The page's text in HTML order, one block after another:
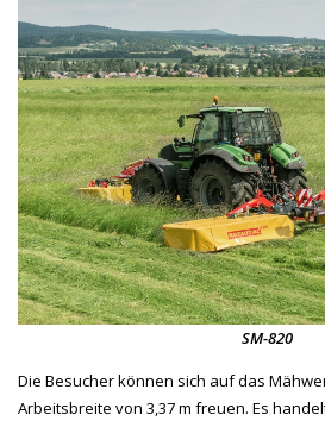
SM-820
Die Besucher können sich auf das
Arbeitsbreite von 3,37 m freuen. Es